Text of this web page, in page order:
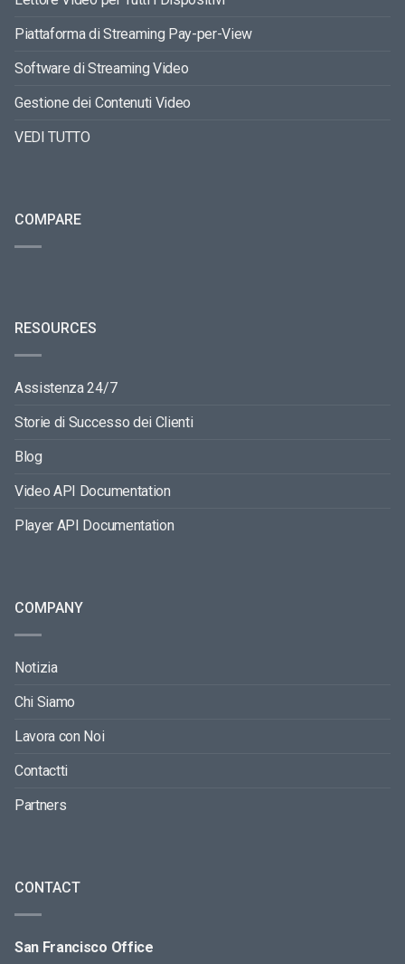
Piattaforma di Streaming Pay-per-View
Software di Streaming Video
Gestione dei Contenuti Video
VEDI TUTTO
COMPARE
RESOURCES
Assistenza 24/7
Storie di Successo dei Clienti
Blog
Video API Documentation
Player API Documentation
COMPANY
Notizia
Chi Siamo
Lavora con Noi
Contactti
Partners
CONTACT
San Francisco Office